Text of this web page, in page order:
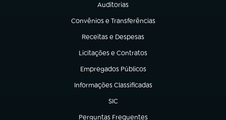
Auditorias
(abre em nova aba)
Convênios e Transferências
(abre em nova aba)
Receitas e Despesas
(abre em nova aba)
Licitações e Contratos
(abre em nova aba)
Empregados Públicos
(abre em nova aba)
Informações Classificadas
(abre em nova aba)
SIC
(abre em nova aba)
Perguntas Frequentes